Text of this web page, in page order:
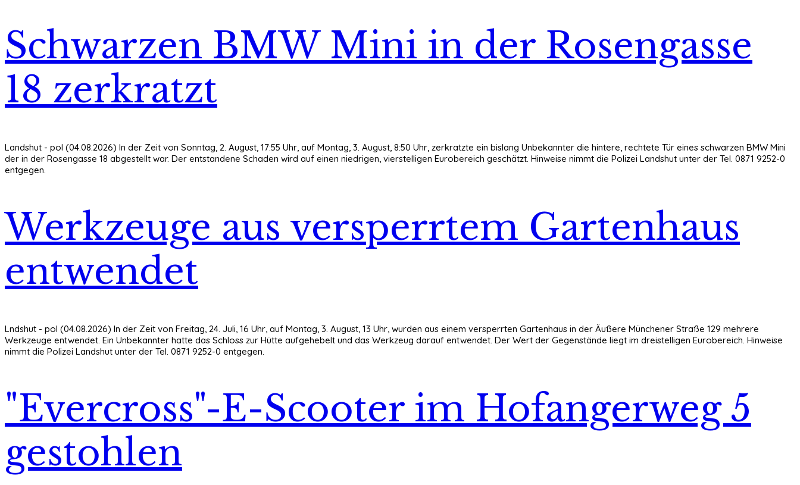
Schwarzen BMW Mini in der Rosengasse
18 zerkratzt
Landshut - pol (04.08.2026) In der Zeit von Sonntag, 2. August, 17:55 Uhr, auf Montag, 3. August, 8:50 Uhr, zerkratzte ein bislang Unbekannter die hintere, rechtete Tür eines schwarzen BMW Mini
der in der Rosengasse 18 abgestellt war. Der entstandene Schaden wird auf einen niedrigen, vierstelligen Eurobereich geschätzt. Hinweise nimmt die Polizei Landshut unter der Tel. 0871 9252-0
entgegen.
Werkzeuge aus versperrtem Gartenhaus
entwendet
Lndshut - pol (04.08.2026) In der Zeit von Freitag, 24. Juli, 16 Uhr, auf Montag, 3. August, 13 Uhr, wurden aus einem versperrten Gartenhaus in der Äußere Münchener Straße 129 mehrere
Werkzeuge entwendet. Ein Unbekannter hatte das Schloss zur Hütte aufgehebelt und das Werkzeug darauf entwendet. Der Wert der Gegenstände liegt im dreistelligen Eurobereich. Hinweise
nimmt die Polizei Landshut unter der Tel. 0871 9252-0 entgegen.
"Evercross"-E-Scooter im Hofangerweg 5
gestohlen